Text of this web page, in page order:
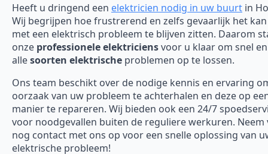
Heeft u dringend een elektricien nodig in uw buurt in
Wij begrijpen hoe frustrerend en zelfs gevaarlijk het
met een elektrisch probleem te blijven zitten. Daarom
onze professionele elektriciensvoor u klaar om snel
allesoorten elektrische problemen op te lossen.
Ons team beschikt over de nodige kennis en ervaring
oorzaak van uw probleem te achterhalen en deze op
manier te repareren. Wij bieden ook een 24/7
voor noodgevallen buiten de reguliere werkuren. Neem
nog contact met ons op voor een snelle oplossing van
elektrische probleem!